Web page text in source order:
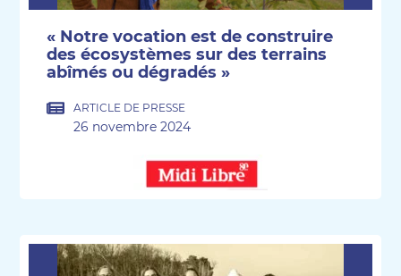
« Notre vocation est de construire
des écosystèmes sur des terrains
abîmés ou dégradés »
ARTICLE DE PRESSE
26 novembre 2024